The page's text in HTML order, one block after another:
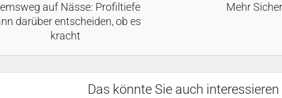
auf Nässe: Profiltiefe
darüber entscheiden, ob es
kracht
Mehr
Das könnte Sie auch interessieren